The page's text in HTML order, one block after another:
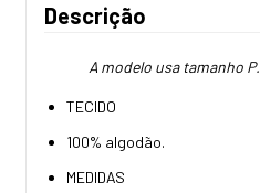
Descrição
A modelo usa tamanho P.
TECIDO
100% algodão.
MEDIDAS